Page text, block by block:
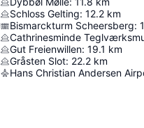
Schloss Gelting: 12.2 km
Bismarckturm Scheersberg:
Cathrinesminde
Gut Freienwillen: 19.1 km
Gråsten Slot: 22.2 km
Hans Christian Andersen